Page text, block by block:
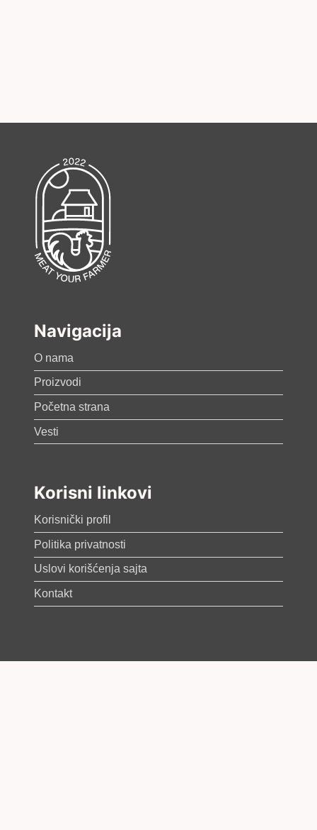
Navigacija
O nama
Proizvodi
Početna strana
Vesti
Korisni linkovi
Korisnički profil
Politika privatnosti
Uslovi korišćenja sajta
Kontakt
[SUBSCRIBE]